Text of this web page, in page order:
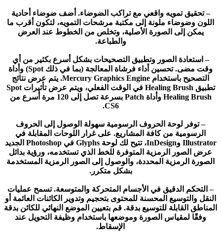
– تحقيق تمويه واقعي مع تراكب الضوضاء. أضف ضوضاء أحادية
اللون وضوضاء ملونة إلى مكتبة مرشحات التمويه، لتكون أقرب ما
يمكن إلى الصورة الأصلية، وتخلص من الخطوط عند العرض
والطباعة.
– استعادة الصور وتطبيق التصحيحات بشكل أسرع بكثير من أي
وقت مضى. تحسين أداء فرشاة المعالجة (بما في ذلك Spot) وأداة
التصحيح باستخدام Mercury Graphics Engine. يتم عرض نتائج
تطبيق Healing Brush في الوقت الفعلي، ويتم عرض تأثيرات Spot
Healing Brush وأداة Patch بسرعة تصل إلى 120 مرة أسرع من
CS6.
– توفر لوحة الحروف الرسومية سهولة الوصول إلى الحروف
الرسومية من كافة المشاريع. على غرار اللوحات المقابلة في
Illustrator وInDesign، تتيح لك لوحة Glyphs في Photoshop الجديد
عرض الصور الرمزية المتوفرة للخط الذي تستخدمه، ورؤية بدائل
الصورة الرمزية المحددة، والوصول إلى الصور الرمزية المستخدمة
بشكل متكرر.
– التحكم الدقيق في الأجسام المتحركة والمتوسعة. تسمح عمليات
النقل والتوسيع المحسنة للمحتوى بتحجيم وتدوير الكائنات العائمة أو
المناطق القابلة للتوسيع بدقة. قم بتعيين الموضع النهائي للكائن بدقة
وفقًا لمقياس الصورة وموضعها باستخدام وظيفة التحويل عند
الإسقاط.